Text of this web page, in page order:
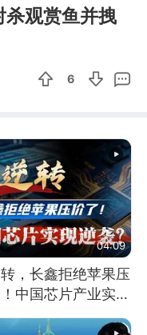
杀观赏鱼并拽
6
04:09
，长鑫拒绝苹果压
中国芯片产业实现
的逆袭？